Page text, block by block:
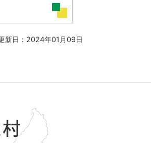
新日：2024年01月09日